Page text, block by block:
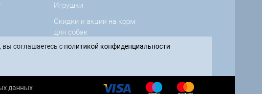
Игрушки
Скидки и акции на корм
для собак
Производители
данных
соглашаетесь с политикой конфиденциальности